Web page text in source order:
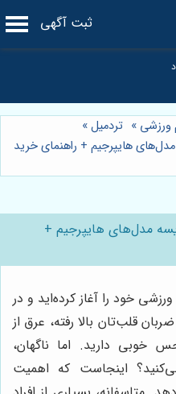
ثبت آگهی
ورزشی » تردمیل»
هایپرجیم + راهنمای خرید
مدل‌های هایپرجیم +
ورزشی خود را آغاز کرده‌اید و در
قلب‌تان بالا رفته، عرق از
خوبی دارید. اما ناگهان،
اینجاست که اهمیت